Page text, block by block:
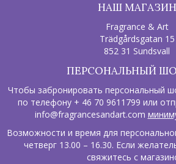
НАШ МАГАЗИН
Fragrance & Art
Trädgårdsgatan 15
852 31 Sundsvall
ПЕРСОНАЛЬНЫЙ
Чтобы забронировать персональный
по телефону + 46 70 9611799 или
info@fragrancesandart.com
Возможности и время для
четверг 13.00 – 16.30. Если
свяжитесь с